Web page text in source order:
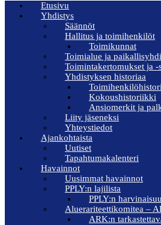
Etusivu
Yhdistys
Säännöt
Hallitus ja toimihenkilöt
Toimikunnat
Toimialue ja
Toimintakertomukset ja -
Yhdistyksen historiaa
Kokoushistoriikki
Ansiomerkit ja
Liity jäseneksi
Yhteystiedot
Ajankohtaista
Uutiset
Tapahtumakalenteri
Havainnot
Uusimmat havainnot
PPLY:n lajilista
PPLY:n
Aluerariteettikomitea –
ARK:n